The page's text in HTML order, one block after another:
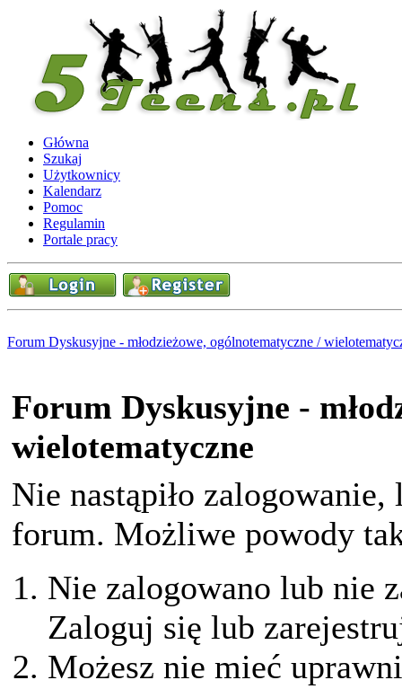
Główna
Szukaj
Użytkownicy
Kalendarz
Pomoc
Regulamin
Portale pracy
Forum Dyskusyjne - młodzieżowe, ogólnotematyczne /
Forum Dyskusyjne -
wielotematyczne
Nie nastąpiło
forum. Możliwe powody
Nie zalogowano lub nie
Zaloguj się lub
Możesz nie mieć